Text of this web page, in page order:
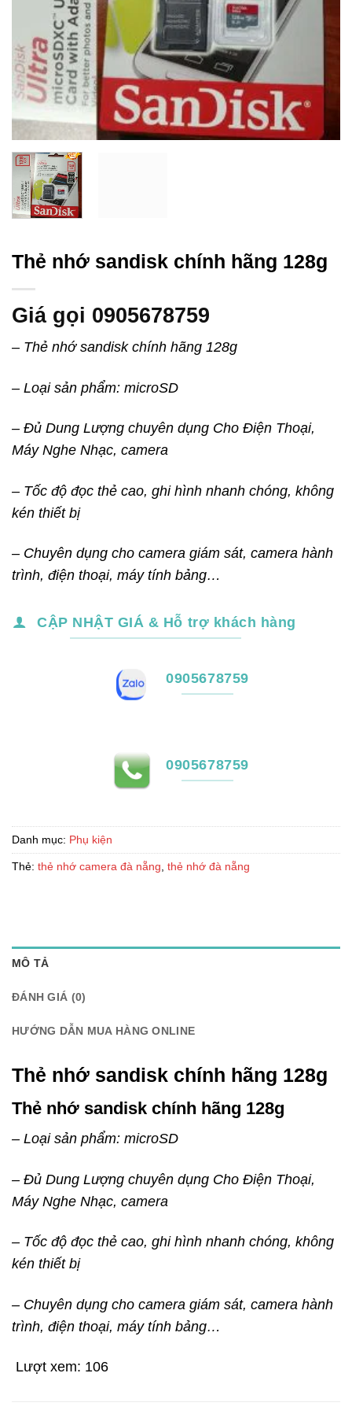
Thẻ nhớ sandisk chính hãng 128g
Giá gọi 0905678759
– Thẻ nhớ sandisk chính hãng 128g
– Loại sản phẩm: microSD
– Đủ Dung Lượng chuyên dụng Cho Điện Thoại,
Máy Nghe Nhạc, camera
– Tốc độ đọc thẻ cao, ghi hình nhanh chóng, không
kén thiết bị
– Chuyên dụng cho camera giám sát, camera hành
trình, điện thoại, máy tính bảng…
CẬP NHẬT GIÁ & Hỗ trợ khách hàng
0905678759
0905678759
Danh mục: Phụ kiện
Thẻ: thẻ nhớ camera đà nẵng, thẻ nhớ đà nẵng
MÔ TẢ
ĐÁNH GIÁ (0)
HƯỚNG DẪN MUA HÀNG ONLINE
Thẻ nhớ sandisk chính hãng 128g
Thẻ nhớ sandisk chính hãng 128g
– Loại sản phẩm: microSD
– Đủ Dung Lượng chuyên dụng Cho Điện Thoại,
Máy Nghe Nhạc, camera
– Tốc độ đọc thẻ cao, ghi hình nhanh chóng, không
kén thiết bị
– Chuyên dụng cho camera giám sát, camera hành
trình, điện thoại, máy tính bảng…
Lượt xem: 106